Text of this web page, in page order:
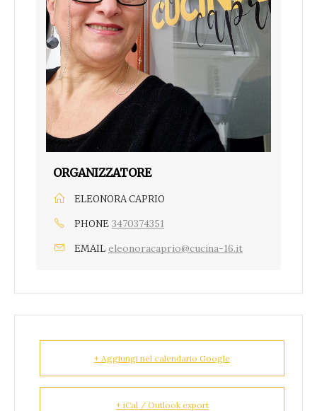
ORGANIZZATORE
ELEONORA CAPRIO
PHONE 3470374351
EMAIL eleonoracaprio@cucina-16.it
+ Aggiungi nel calendario Google
+ iCal / Outlook export